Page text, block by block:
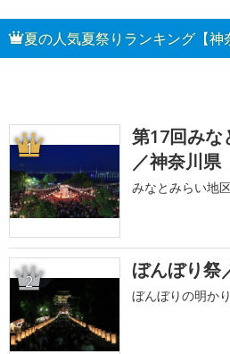
夏の人気夏祭りランキング【神
1
第17回みな
／神奈川県
みなとみらい地
2 ぼんぼり祭
ぼんぼりの明か